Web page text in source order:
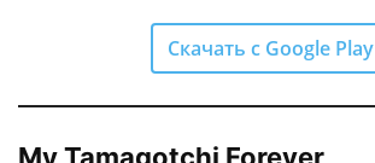
Скачать с Google Play